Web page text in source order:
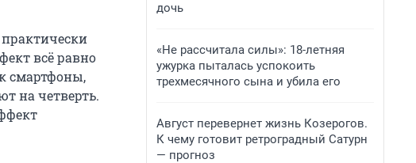
всё равно
смартфоны,
на четверть.
дочь
«Не рассчитала силы»: 18-летняя
ужурка пыталась успокоить
трехмесячного сына и убила его
Август перевернет жизнь Козерогов.
К чему готовит ретроградный Сатурн
— прогноз